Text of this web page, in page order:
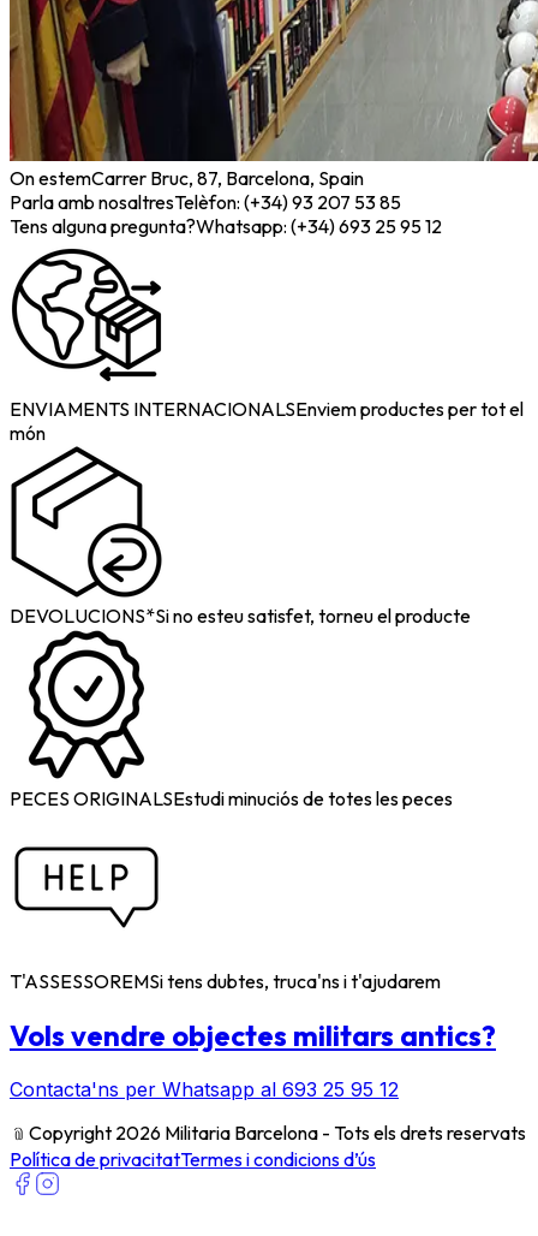
On estemCarrer Bruc, 87, Barcelona, Spain
Parla amb nosaltresTelèfon: (+34) 93 207 53 85
Tens alguna pregunta?Whatsapp: (+34) 693 25 95 12
ENVIAMENTS INTERNACIONALSEnviem productes per tot el
món
DEVOLUCIONS*Si no esteu satisfet, torneu el producte
PECES ORIGINALSEstudi minuciós de totes les peces
T'ASSESSOREMSi tens dubtes, truca'ns i t'ajudarem
Vols vendre objectes militars antics?
Contacta'ns per Whatsapp al 693 25 95 12
﹫ Copyright 2026 Militaria Barcelona - Tots els drets reservats
Política de privacitatTermes i condicions d’ús